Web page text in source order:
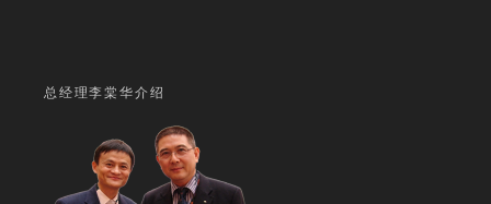
总经理李棠华介绍